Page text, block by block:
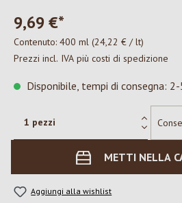
9,69 €*
Contenuto: 400 ml (24,22 € / lt)
Prezzi incl. IVA più costi di spedizione
Disponibile, tempi di consegna:
METTI NELLA
Aggiungi alla wishlist